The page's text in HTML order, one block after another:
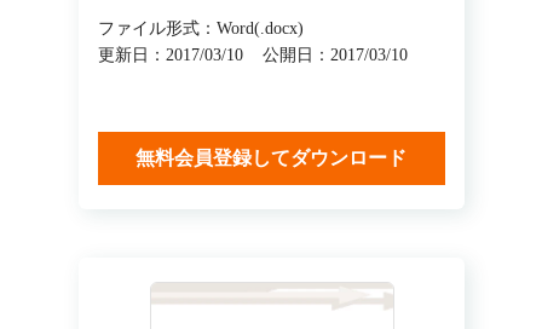
ファイル形式：Word(.docx)
更新日：2017/03/10
公開日：2017/03/10
無料会員登録してダウンロード